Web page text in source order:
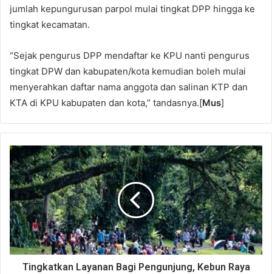
jumlah kepungurusan parpol mulai tingkat DPP hingga ke
tingkat kecamatan.
“‎Sejak pengurus DPP mendaftar ke KPU nanti pengurus
tingkat DPW dan kabupaten/kota kemudian boleh mulai
menyerahkan daftar nama anggota dan salinan KTP dan
KTA di KPU kabupaten dan kota,” tandasnya.[Mus]
Tingkatkan Layanan Bagi Pengunjung, Kebun Raya